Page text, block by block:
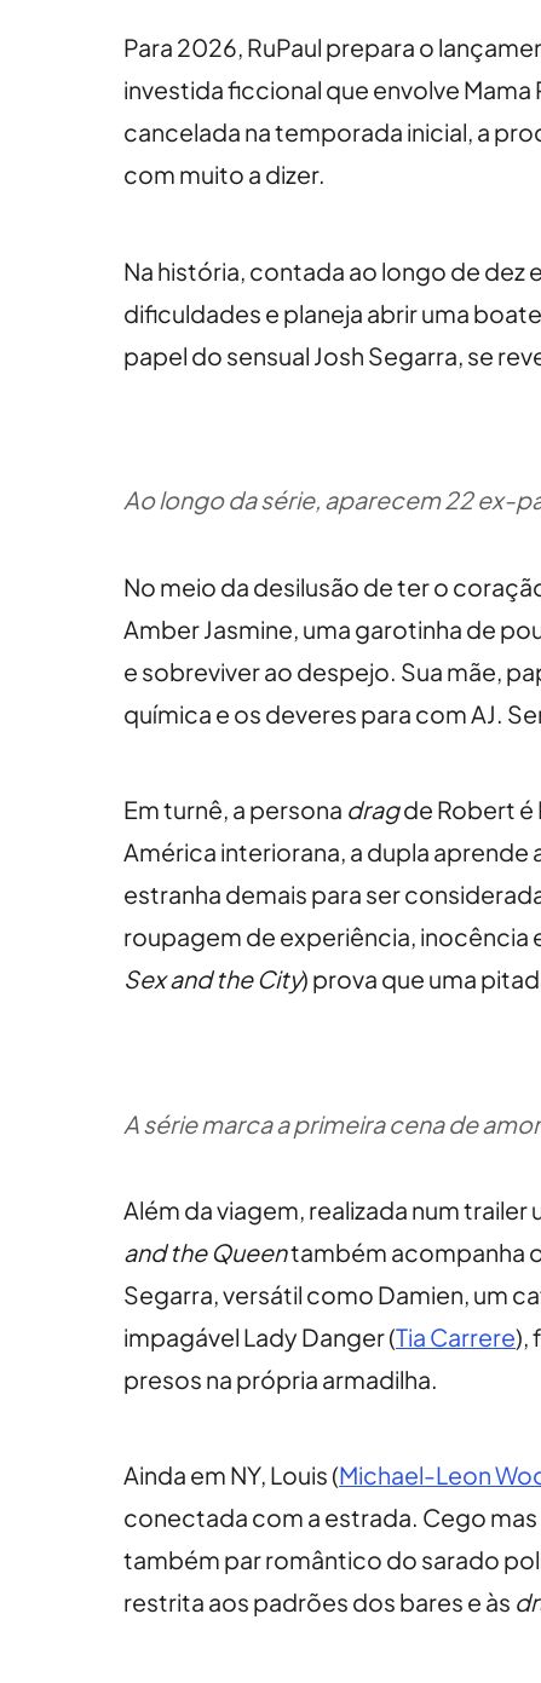
Para 2026, RuPaul prepara o
investida ficcional que envolve Mama
cancelada na temporada inicial, a
com muito a dizer.
Na história, contada ao longo de dez
dificuldades e planeja abrir uma
papel do sensual Josh Segarra, se
Ao longo da série, aparecem 22 ex-
No meio da desilusão de ter o
Amber Jasmine, uma garotinha de
e sobreviver ao despejo. Sua mãe,
química e os deveres para com AJ.
Em turnê, a persona dragde Robert é
América interiorana, a dupla aprende
estranha demais para ser
roupagem de experiência, inocência
Sex and the City) prova que uma
A série marca a primeira cena de
Além da viagem, realizada num
and the Queentambém acompanha
Segarra, versátil como Damien, um
impagável Lady Danger (Tia Carrere),
presos na própria armadilha.
Ainda em NY, Louis (Michael-Leon
conectada com a estrada. Cego
também par romântico do sarado
restrita aos padrões dos bares e às